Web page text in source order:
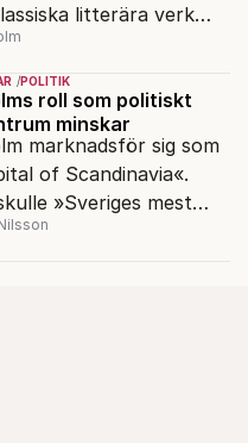
litterära verk
under ett år?
POLITIK
roll som politiskt
minskar
marknadsför sig som
of Scan­dinavia«.
»Sveriges mest
passa